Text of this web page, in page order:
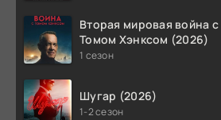
Вторая мировая война с
Томом Хэнксом (2026)
1 сезон
Шугар (2026)
1-2 сезон